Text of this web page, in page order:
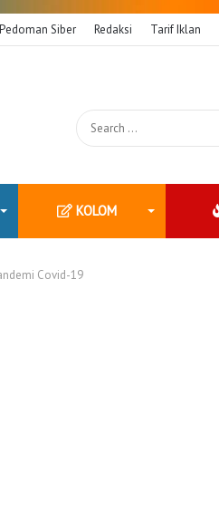
Pedoman Siber Redaksi Tarif Iklan
KOLOM
Covid-19